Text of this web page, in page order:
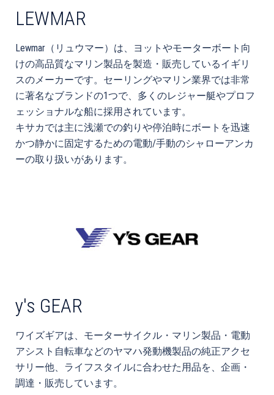
LEWMAR
Lewmar（リュウマー）は、ヨットやモーターボート向
けの高品質なマリン製品を製造・販売しているイギリ
スのメーカーです。セーリングやマリン業界では非常
に著名なブランドの1つで、多くのレジャー艇やプロフ
ェッショナルな船に採用されています。
キサカでは主に浅瀬での釣りや停泊時にボートを迅速
かつ静かに固定するための電動/手動のシャローアンカ
ーの取り扱いがあります。
y's GEAR
ワイズギアは、モーターサイクル・マリン製品・電動
アシスト自転車などのヤマハ発動機製品の純正アクセ
サリー他、ライフスタイルに合わせた用品を、企画・
調達・販売しています。